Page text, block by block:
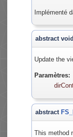
Implémenté
abstract
Update the
Paramètres:
abstract
This method